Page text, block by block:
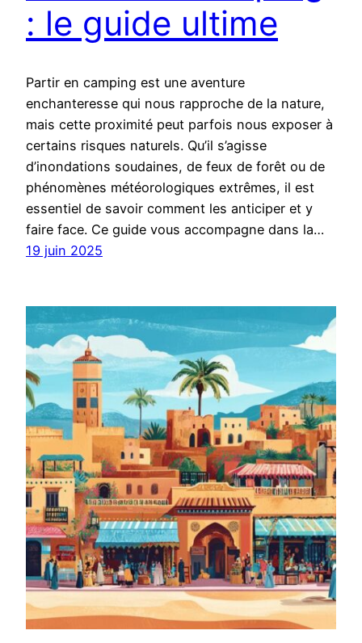
: le guide ultime
Partir en camping est une aventure
enchanteresse qui nous rapproche de la nature,
mais cette proximité peut parfois nous exposer à
certains risques naturels. Qu’il s’agisse
d’inondations soudaines, de feux de forêt ou de
phénomènes météorologiques extrêmes, il est
essentiel de savoir comment les anticiper et y
faire face. Ce guide vous accompagne dans la…
19 juin 2025